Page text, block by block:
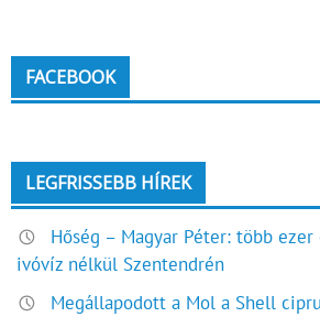
FACEBOOK
LEGFRISSEBB HÍREK
Hőség – Magyar Péter: több
ivóvíz nélkül Szentendrén
Megállapodott a Mol a Shell